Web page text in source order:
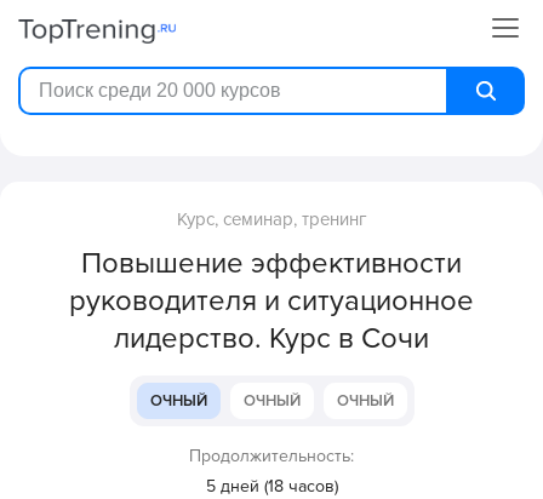
Курс, семинар, тренинг
Повышение эффективности
руководителя и ситуационное
лидерство. Курс в Сочи
ОЧНЫЙ ОЧНЫЙ ОЧНЫЙ
Продолжительность:
5 дней (18 часов)